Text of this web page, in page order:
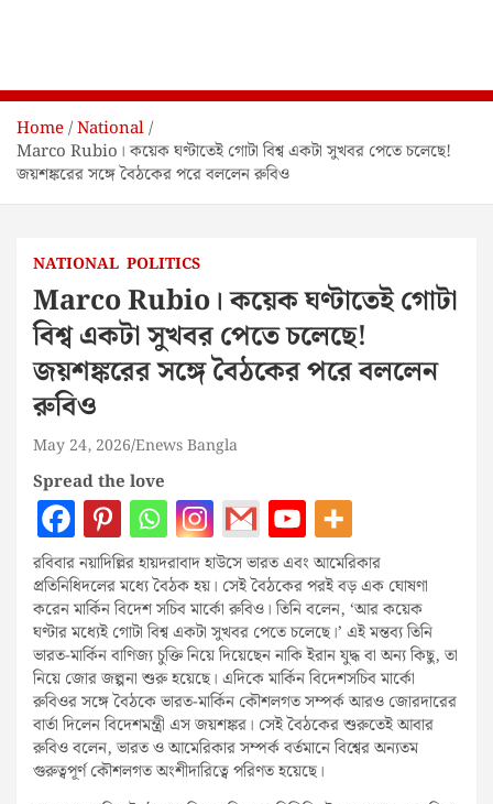
Home National
Marco Rubio। কয়েক ঘণ্টাতেই গোটা বিশ্ব একটা সুখবর পেতে চলেছে!
জয়শঙ্করের সঙ্গে বৈঠকের পরে বললেন রুবিও
NATIONAL POLITICS
Marco Rubio। কয়েক ঘণ্টাতেই গোটা
বিশ্ব একটা সুখবর পেতে চলেছে!
জয়শঙ্করের সঙ্গে বৈঠকের পরে বললেন
রুবিও
May 24, 2026 Enews Bangla
Spread the love
রবিবার নয়াদিল্লির হায়দরাবাদ হাউসে ভারত এবং আমেরিকার
প্রতিনিধিদলের মধ্যে বৈঠক হয়। সেই বৈঠকের পরই বড় এক ঘোষণা
করেন মার্কিন বিদেশ সচিব মার্কো রুবিও। তিনি বলেন, ‘আর কয়েক
ঘণ্টার মধ্যেই গোটা বিশ্ব একটা সুখবর পেতে চলেছে।’ এই মন্তব্য তিনি
ভারত-মার্কিন বাণিজ্য চুক্তি নিয়ে দিয়েছেন নাকি ইরান যুদ্ধ বা অন্য কিছু, তা
নিয়ে জোর জল্পনা শুরু হয়েছে। এদিকে মার্কিন বিদেশসচিব মার্কো
রুবিওর সঙ্গে বৈঠকে ভারত-মার্কিন কৌশলগত সম্পর্ক আরও জোরদারের
বার্তা দিলেন বিদেশমন্ত্রী এস জয়শঙ্কর। সেই বৈঠকের শুরুতেই আবার
রুবিও বলেন, ভারত ও আমেরিকার সম্পর্ক বর্তমানে বিশ্বের অন্যতম
গুরুত্বপূর্ণ কৌশলগত অংশীদারিত্বে পরিণত হয়েছে।